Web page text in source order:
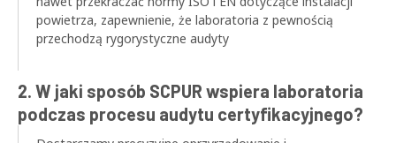
powietrza, zapewnienie, że laboratoria z pewnością
przechodzą rygorystyczne audyty
2. W jaki sposób SCPUR wspiera laboratoria
podczas procesu audytu certyfikacyjnego?